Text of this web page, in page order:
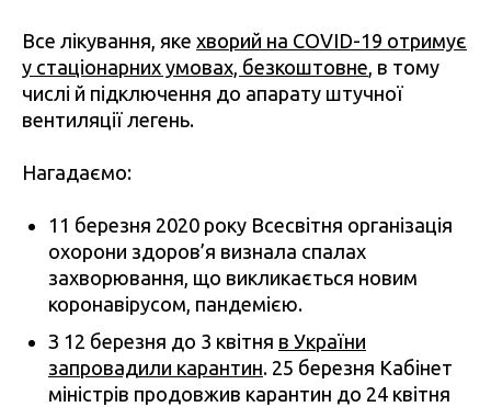
Все лікування, яке хворий на COVID-19 отримує
у стаціонарних умовах, безкоштовне , в тому
числі й підключення до апарату штучної
вентиляції легень.
Нагадаємо:
11 березня 2020 року Всесвітня організація
охорони здоров’я визнала спалах
захворювання, що викликається новим
коронавірусом, пандемією.
З 12 березня до 3 квітня в України
запровадили карантин. 25 березня Кабінет
міністрів продовжив карантин до 24 квітня